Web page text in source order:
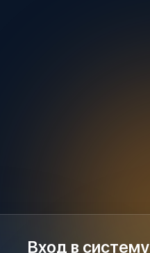
Вход в систему